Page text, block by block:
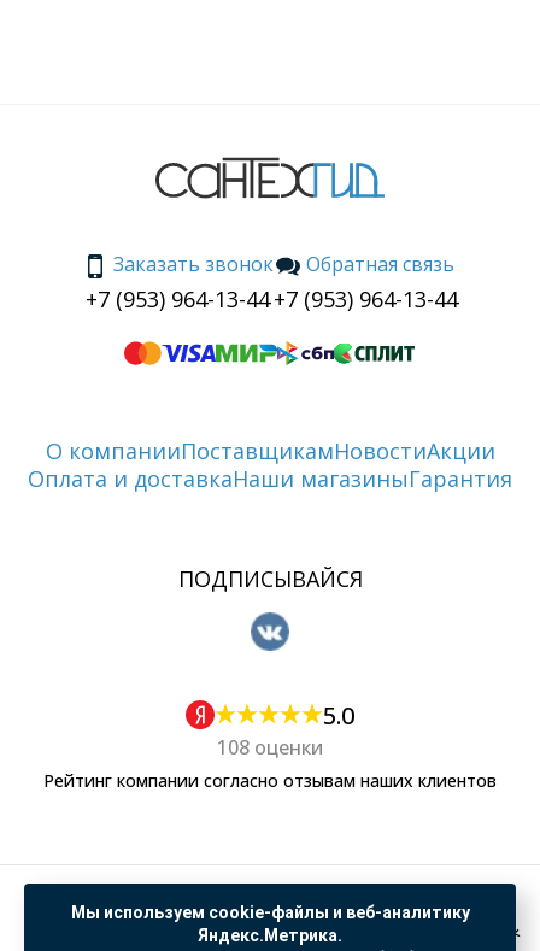
Заказать звонок
+7 (953) 964-13-44
Обратная связь
+7 (953) 964-13-44
О компанииПоставщикамНовостиАкции
Оплата и доставкаНаши магазиныГарантия
ПОДПИСЫВАЙСЯ
5.0
108 оценки
Рейтинг компании согласно отзывам наших клиентов
Политика обработки персональных данных
Согласие на обработку данных Яндекс Метрика
Мы используем cookie-файлы и веб-аналитику
Яндекс.Метрика.